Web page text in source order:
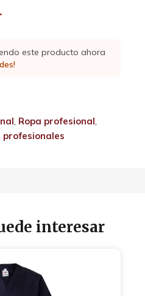
este producto ahora
, Ropa profesional,
profesionales
interesar